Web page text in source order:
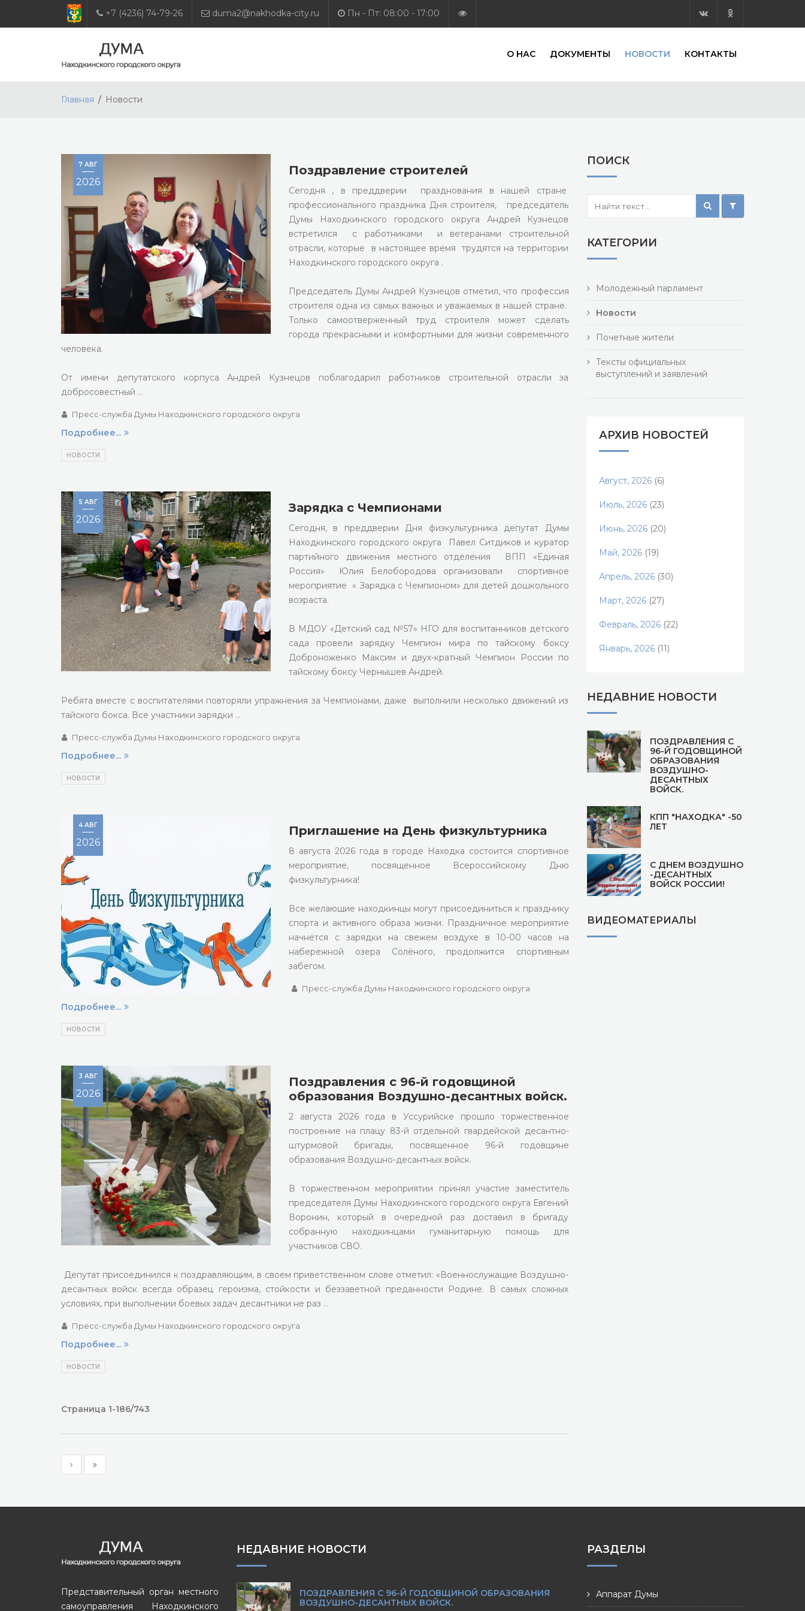
+7 (4236) 74-79-26 duma2@nakhodka-city.ru Пн - Пт: 08:00 - 17:00
О НАС ДОКУМЕНТЫ НОВОСТИ КОНТАКТЫ
Главная Новости
Поздравление строителей
Сегодня , в преддверии празднования в нашей стране
профессионального праздника Дня строителя, председатель
Думы Находкинского городского округа Андрей Кузнецов
встретился с работниками и ветеранами строительной
отрасли, которые в настоящее время трудятся на территории
Находкинского городского округа .
Председатель Думы Андрей Кузнецов отметил, что профессия
строителя одна из самых важных и уважаемых в нашей стране.
Только самоотверженный труд строителя может сделать
города прекрасными и комфортными для жизни современного
человека.
От имени депутатского корпуса Андрей Кузнецов поблагодарил работников строительной отрасли за
добросовестный …
7 АВГ
2026
Пресс-служба Думы Находкинского городского округа
Подробнее...
НОВОСТИ
Зарядка с Чемпионами
Сегодня, в преддверии Дня физкультурника депутат Думы
Находкинского городского округа Павел Ситдиков и куратор
партийного движения местного отделения ВПП «Единая
Россия» Юлия Белобородова организовали спортивное
мероприятие « Зарядка с Чемпионом» для детей дошкольного
возраста.
В МДОУ «Детский сад №57» НГО для воспитанников детского
сада провели зарядку Чемпион мира по тайскому боксу
Доброноженко Максим и двух-кратный Чемпион России по
тайскому боксу Чернышев Андрей.
Ребята вместе с воспитателями повторяли упражнения за Чемпионами, даже выполнили несколько движений из
тайского бокса. Все участники зарядки …
5 АВГ
2026
Пресс-служба Думы Находкинского городского округа
Подробнее...
НОВОСТИ
Приглашение на День физкультурника
8 августа 2026 года в городе Находка состоится спортивное
мероприятие, посвященное Всероссийскому Дню
физкультурника!
Все желающие находкинцы могут присоединиться к празднику
спорта и активного образа жизни. Праздничное мероприятие
начнётся с зарядки на свежем воздухе в 10-00 часов на
набережной озера Солёного, продолжится спортивным
забегом.
4 АВГ
2026
Пресс-служба Думы Находкинского городского округа
Подробнее...
НОВОСТИ
Поздравления с 96-й годовщиной
образования Воздушно-десантных войск.
2 августа 2026 года в Уссурийске прошло торжественное
построение на плацу 83-й отдельной гвардейской десантно-
штурмовой бригады, посвященное 96-й годовщине
образования Воздушно-десантных войск.
В торжественном мероприятии принял участие заместитель
председателя Думы Находкинского городского округа Евгений
Воронин, который в очередной раз доставил в бригаду
собранную находкинцами гуманитарную помощь для
участников СВО.
Депутат присоединился к поздравляющим, в своем приветственном слове отметил: «Военнослужащие Воздушно-
десантных войск всегда образец героизма, стойкости и беззаветной преданности Родине. В самых сложных
условиях, при выполнении боевых задач десантники не раз …
3 АВГ
2026
Пресс-служба Думы Находкинского городского округа
Подробнее...
НОВОСТИ
Страница 1-186/743
ПОИСК
КАТЕГОРИИ
Молодежный парламент
Новости
Почетные жители
Тексты официальных
выступлений и заявлений
АРХИВ НОВОСТЕЙ
Август, 2026(6)
Июль, 2026(23)
Июнь, 2026(20)
Май, 2026(19)
Апрель, 2026(30)
Март, 2026(27)
Февраль, 2026(22)
Январь, 2026(11)
НЕДАВНИЕ НОВОСТИ
ПОЗДРАВЛЕНИЯ С
96-Й ГОДОВЩИНОЙ
ОБРАЗОВАНИЯ
ВОЗДУШНО-
ДЕСАНТНЫХ
ВОЙСК.
КПП "НАХОДКА" -50
ЛЕТ
С ДНЕМ ВОЗДУШНО
-ДЕСАНТНЫХ
ВОЙСК РОССИИ!
ВИДЕОМАТЕРИАЛЫ
Представительный орган местного
самоуправления Находкинского
НЕДАВНИЕ НОВОСТИ
ПОЗДРАВЛЕНИЯ С 96-Й ГОДОВЩИНОЙ ОБРАЗОВАНИЯ
ВОЗДУШНО-ДЕСАНТНЫХ ВОЙСК.
РАЗДЕЛЫ
Аппарат Думы